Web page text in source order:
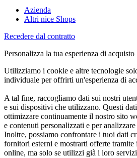
Azienda
Altri nice Shops
Recedere dal contratto
Personalizza la tua esperienza di acquisto
Utilizziamo i cookie e altre tecnologie
individuale per offrirti un'esperienza di
A tal fine, raccogliamo dati sui nostri
e sui dispositivi che utilizzano. Questi
ottimizzare continuamente il nostro sito
e contenuti personalizzati e per
Inoltre, possiamo confrontare i tuoi dati
fornitori esterni e mostrarti offerte
online, ma solo se utilizzi già i loro